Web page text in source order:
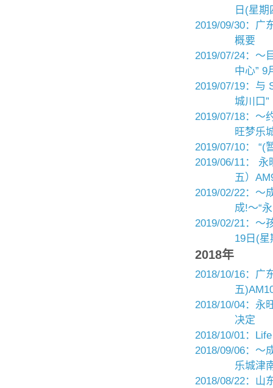
日(星
2019/09/30：广
概要
2019/07/24：〜
中心” 9
2019/07/19：与
城川口”
2019/07/18：〜
旺梦乐
2019/07/10： “(
2019/06/11： 永
五）
2019/02/22：〜
成!〜“
2019/02/21：〜
19日(
2018年
2018/10/16：广
五
2018/10/04：永
决定
2018/10/01：
2018/09/06：～
乐城津
2018/08/22：山